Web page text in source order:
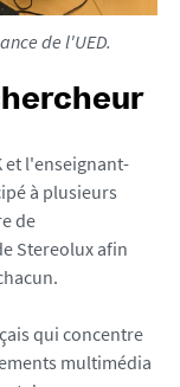
de l'UED.
et l'enseignant-
à plusieurs
de
Stereolux afin
qui concentre
multimédia